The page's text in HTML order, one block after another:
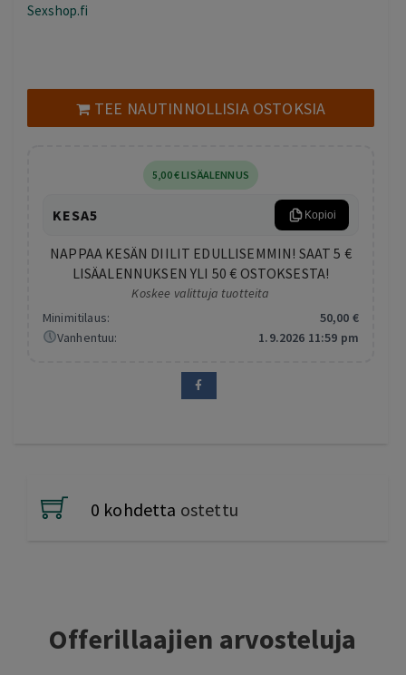
Sexshop.fi
TEE NAUTINNOLLISIA OSTOKSIA
5 ,00€LISÄALENNUS
KESA5 Kopioi
NAPPAA KESÄN DIILIT EDULLISEMMIN! SAAT 5 €
LISÄALENNUKSEN YLI 50 € OSTOKSESTA!
Koskee valittuja tuotteita
Minimitilaus:
50,00 €
Vanhentuu:
1.9.2026 11:59 pm
0 kohdetta ostettu
Offerillaajien arvosteluja